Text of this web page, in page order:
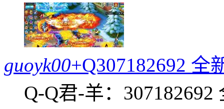
guoyk00+Q307182692
Q-Q君-羊：